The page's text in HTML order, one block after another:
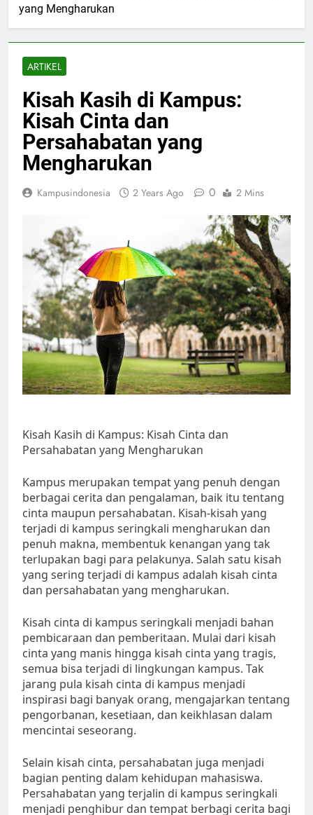
yang Mengharukan
ARTIKEL
Kisah Kasih di Kampus:
Kisah Cinta dan
Persahabatan yang
Mengharukan
Kampusindonesia 2 Years Ago 0 2 Mins
Kisah Kasih di Kampus: Kisah Cinta dan
Persahabatan yang Mengharukan
Kampus merupakan tempat yang penuh dengan
berbagai cerita dan pengalaman, baik itu tentang
cinta maupun persahabatan. Kisah-kisah yang
terjadi di kampus seringkali mengharukan dan
penuh makna, membentuk kenangan yang tak
terlupakan bagi para pelakunya. Salah satu kisah
yang sering terjadi di kampus adalah kisah cinta
dan persahabatan yang mengharukan.
Kisah cinta di kampus seringkali menjadi bahan
pembicaraan dan pemberitaan. Mulai dari kisah
cinta yang manis hingga kisah cinta yang tragis,
semua bisa terjadi di lingkungan kampus. Tak
jarang pula kisah cinta di kampus menjadi
inspirasi bagi banyak orang, mengajarkan tentang
pengorbanan, kesetiaan, dan keikhlasan dalam
mencintai seseorang.
Selain kisah cinta, persahabatan juga menjadi
bagian penting dalam kehidupan mahasiswa.
Persahabatan yang terjalin di kampus seringkali
menjadi penghibur dan tempat berbagi cerita bagi